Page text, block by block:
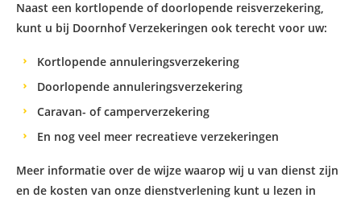
Naast een kortlopende of doorlopende reisverzekering,
kunt u bij Doornhof Verzekeringen ook terecht voor uw:
Kortlopende annuleringsverzekering
Doorlopende annuleringsverzekering
Caravan- of camperverzekering
En nog veel meer recreatieve verzekeringen
Meer informatie over de wijze waarop wij u van dienst zijn
en de kosten van onze dienstverlening kunt u lezen in